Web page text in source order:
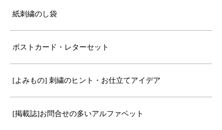
紙刺繍のし袋
ポストカード・レターセット
[よみもの] 刺繍のヒント・お仕立てアイデア
[掲載誌]お問合せの多いアルファベット